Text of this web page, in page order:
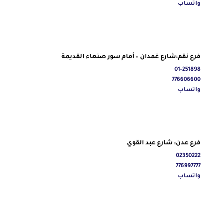
واتساب
فرع نقم:شارع غمدان – أمام سور صنعاء القديمة
01-251898
776606600
واتساب
فرع عدن: شارع عبد القوي
02350222
776997777
واتساب